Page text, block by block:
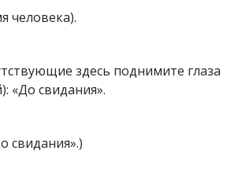
человека).
здесь поднимите глаза
«До свидания».
свидания».)